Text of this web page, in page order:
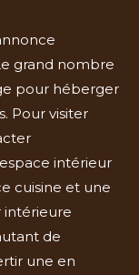
grand nombre
pour héberger
Pour visiter
intérieur
cuisine et une
intérieure
de
une en